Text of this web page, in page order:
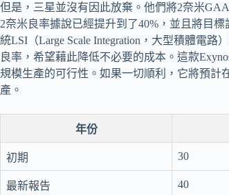
但是，三星並沒有因此放棄。他們將2奈米
2奈米良率據說已經提升到了40%，並且將目
統LSI（Large Scale Integration，大型積體電
良率，希望藉此降低不必要的成本。這款
規模生產的可行性。如果一切順利，它將預計
產。
年份
初期 30
最新報告 40